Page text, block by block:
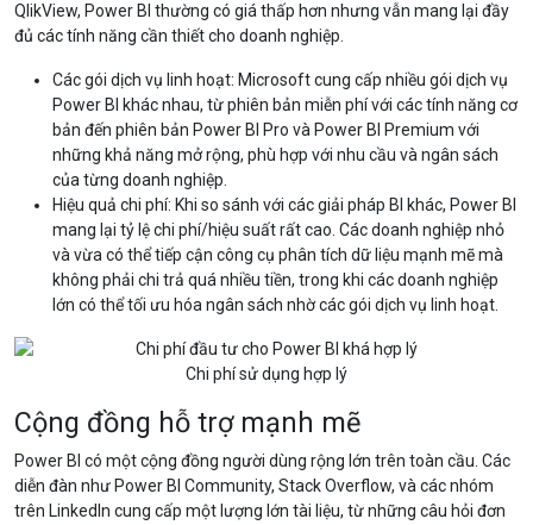
QlikView, Power BI thường có giá thấp hơn nhưng vẫn mang lại đầy
đủ các tính năng cần thiết cho doanh nghiệp.
Các gói dịch vụ linh hoạt: Microsoft cung cấp nhiều gói dịch vụ
Power BI khác nhau, từ phiên bản miễn phí với các tính năng cơ
bản đến phiên bản Power BI Pro và Power BI Premium với
những khả năng mở rộng, phù hợp với nhu cầu và ngân sách
của từng doanh nghiệp.
Hiệu quả chi phí: Khi so sánh với các giải pháp BI khác, Power BI
mang lại tỷ lệ chi phí/hiệu suất rất cao. Các doanh nghiệp nhỏ
và vừa có thể tiếp cận công cụ phân tích dữ liệu mạnh mẽ mà
không phải chi trả quá nhiều tiền, trong khi các doanh nghiệp
lớn có thể tối ưu hóa ngân sách nhờ các gói dịch vụ linh hoạt.
Chi phí sử dụng hợp lý
Cộng đồng hỗ trợ mạnh mẽ
Power BI có một cộng đồng người dùng rộng lớn trên toàn cầu. Các
diễn đàn như Power BI Community, Stack Overflow, và các nhóm
trên LinkedIn cung cấp một lượng lớn tài liệu, từ những câu hỏi đơn